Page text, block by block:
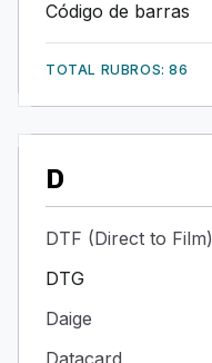
Código de barras
TOTAL RUBROS: 86
D
DTF (Direct to Film)
DTG
Daige
Datacard